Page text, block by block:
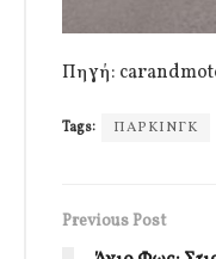
Πηγή:
Tags: ΠΑΡΚΙΝΓΚ
Previous Post